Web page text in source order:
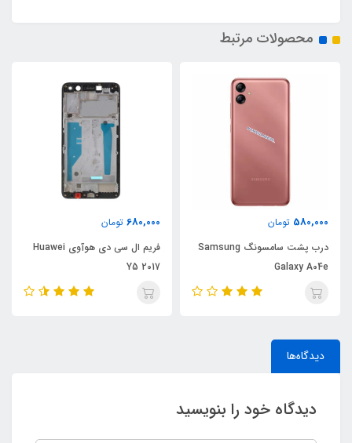
محصولات مرتبط
580,000 تومان
درب پشت سامسونگ Samsung
Galaxy A04e
680,000 تومان
فریم ال سی دی هوآوی Huawei
Y5 2017
دیدگاه‌ها
دیدگاه خود را بنویسید